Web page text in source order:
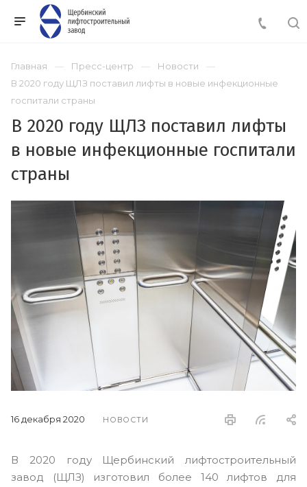
Главная Пресс-центр
Новости
В 2020 году ЩЛЗ поставил лифты в новые инфекционные
госпитали страны
В 2020 году ЩЛЗ поставил лифты
в новые инфекционные госпитали
страны
16 декабря 2020 НОВОСТИ
В 2020 году Щербинский лифтостроительный
завод (ЩЛЗ) изготовил более 140 лифтов для